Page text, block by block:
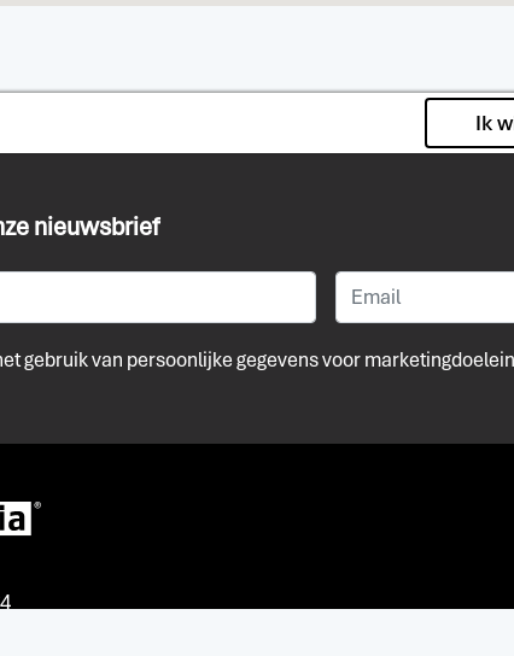
Ik
nieuwsbrief
gebruik van persoonlijke gegevens voor